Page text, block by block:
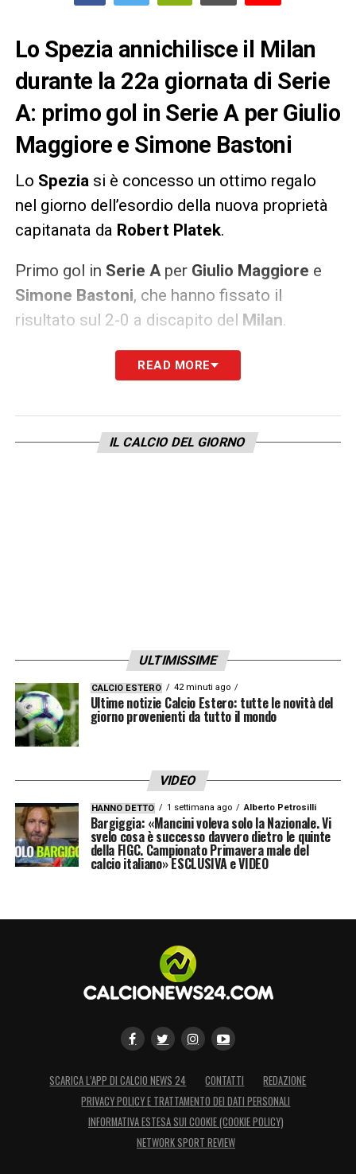
Lo Spezia annichilisce il Milan
durante la 22a giornata di Serie
A: primo gol in Serie A per Giulio
Maggiore e Simone Bastoni
Lo Spezia si è concesso un ottimo regalo
nel giorno dell’esordio della nuova proprietà
capitanata da Robert Platek.
Primo gol in Serie A per Giulio Maggiore e
Simone Bastoni, che hanno fissato il
risultato sul 2-0 a discapito del
Milan.
LA PLAYLIST DELLE NOSTRE TOP NEWS
READ MORE
IL CALCIO DEL GIORNO
ULTIMISSIME
CALCIO ESTERO 42 minuti ago
Ultime notizie Calcio Estero: tutte le novità del
giorno provenienti da tutto il mondo
VIDEO
HANNO DETTO 1 settimana ago Alberto Petrosilli
Bargiggia: «Mancini voleva solo la Nazionale. Vi
svelo cosa è successo davvero dietro le quinte
della FIGC. Campionato Primavera male del
calcio italiano» ESCLUSIVA e VIDEO
SCARICA L’APP DI CALCIO NEWS 24 CONTATTI
REDAZIONE
PRIVACY POLICY E TRATTAMENTO DEI DATI PERSONALI
INFORMATIVA ESTESA SUI COOKIE (COOKIE POLICY)
NETWORK SPORT REVIEW